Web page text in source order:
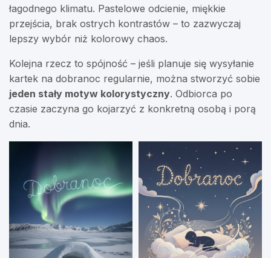
łagodnego klimatu. Pastelowe odcienie, miękkie
przejścia, brak ostrych kontrastów – to zazwyczaj
lepszy wybór niż kolorowy chaos.
Kolejna rzecz to spójność – jeśli planuje się wysyłanie
kartek na dobranoc regularnie, można stworzyć sobie
jeden stały motyw kolorystyczny. Odbiorca po
czasie zaczyna go kojarzyć z konkretną osobą i porą
dnia.